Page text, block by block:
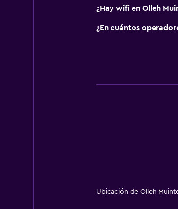
¿Hay wifi en Olleh
¿En cuántos
Ubicación de Olleh